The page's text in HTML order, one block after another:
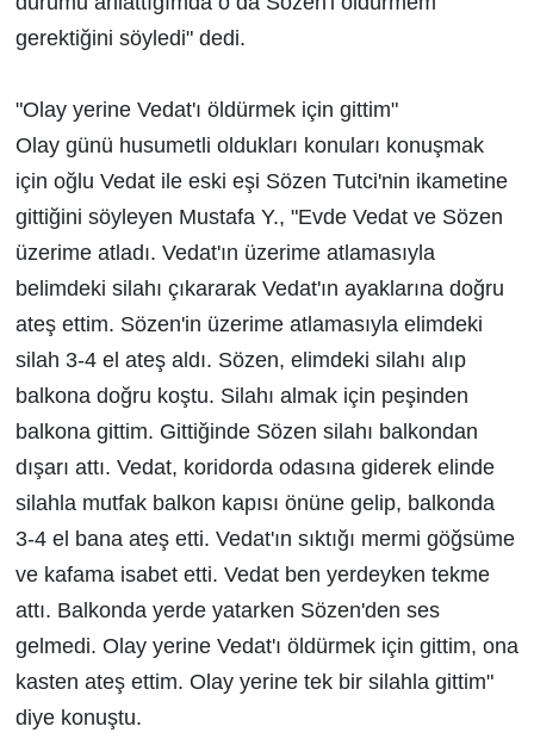
gerektiğini söyledi" dedi.
"Olay yerine Vedat'ı öldürmek için gittim"
Olay günü husumetli oldukları konuları konuşmak
için oğlu Vedat ile eski eşi Sözen Tutci'nin ikametine
gittiğini söyleyen Mustafa Y., "Evde Vedat ve Sözen
üzerime atladı. Vedat'ın üzerime atlamasıyla
belimdeki silahı çıkararak Vedat'ın ayaklarına doğru
ateş ettim. Sözen'in üzerime atlamasıyla elimdeki
silah 3-4 el ateş aldı. Sözen, elimdeki silahı alıp
balkona doğru koştu. Silahı almak için peşinden
balkona gittim. Gittiğinde Sözen silahı balkondan
dışarı attı. Vedat, koridorda odasına giderek elinde
silahla mutfak balkon kapısı önüne gelip, balkonda
3-4 el bana ateş etti. Vedat'ın sıktığı mermi göğsüme
ve kafama isabet etti. Vedat ben yerdeyken tekme
attı. Balkonda yerde yatarken Sözen'den ses
gelmedi. Olay yerine Vedat'ı öldürmek için gittim, ona
kasten ateş ettim. Olay yerine tek bir silahla gittim"
diye konuştu.